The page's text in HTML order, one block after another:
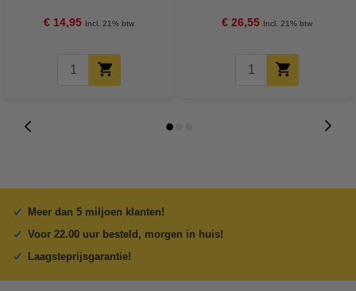
€ 14,95 Incl. 21% btw € 26,55 Incl. 21% btw
Meer dan 5 miljoen klanten!
Voor 22.00 uur besteld, morgen in huis!
Laagsteprijsgarantie!